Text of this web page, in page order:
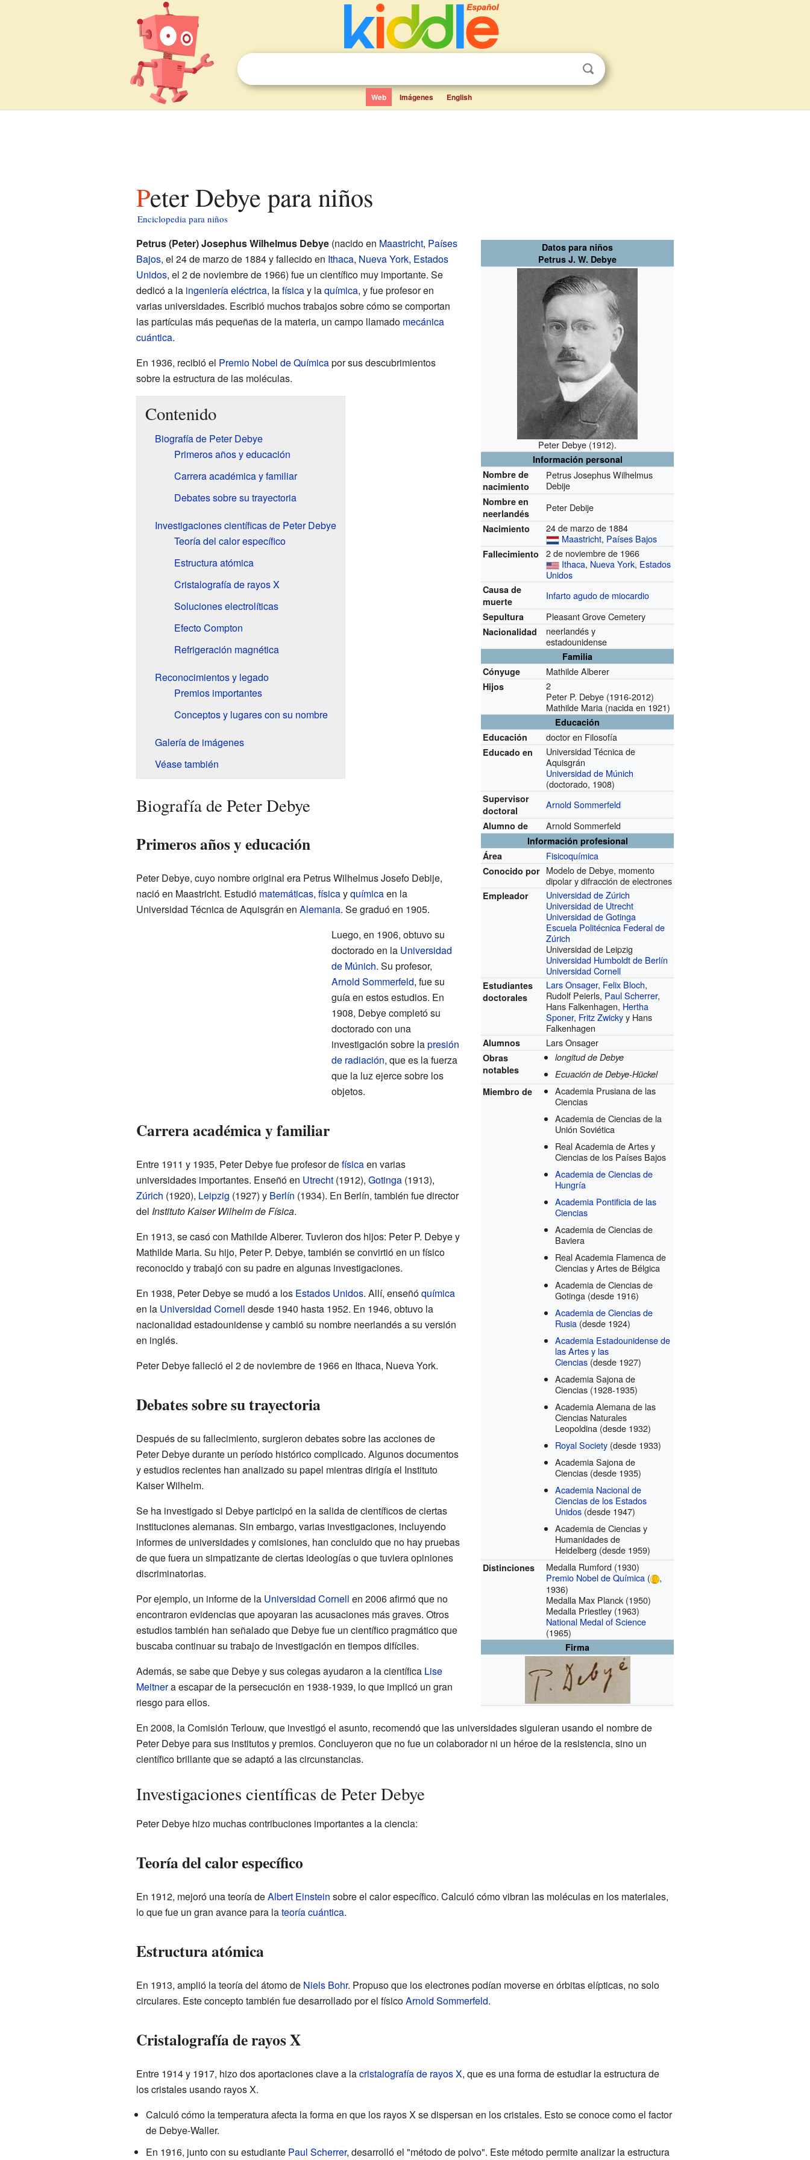
Web Imágenes English
Peter Debye para niños
Enciclopedia para niños
Datos para niños
Petrus J. W. Debye
Peter Debye (1912).
Información personal
Nombre de
nacimiento
Petrus Josephus Wilhelmus
Debije
Nombre en
neerlandés
Peter Debije
Nacimiento
24 de marzo de 1884
Maastricht, Países Bajos
Fallecimiento
2 de noviembre de 1966
Ithaca, Nueva York, Estados
Unidos
Causa de
muerte
Infarto agudo de miocardio
Sepultura Pleasant Grove Cemetery
Nacionalidad
neerlandés y
estadounidense
Familia
Cónyuge
Mathilde Alberer
Hijos
2
Peter P. Debye (1916-2012)
Mathilde Maria (nacida en 1921)
Educación
Educación
doctor en Filosofía
Educado en
Universidad Técnica de
Aquisgrán
Universidad de Múnich
(doctorado, 1908)
Supervisor
doctoral
Arnold Sommerfeld
Alumno de Arnold Sommerfeld
Información profesional
Área
Fisicoquímica
Conocido por Modelo de Debye, momento
dipolar y difracción de electrones
Empleador
Universidad de Zúrich
Universidad de Utrecht
Universidad de Gotinga
Escuela Politécnica Federal de
Zúrich
Universidad de Leipzig
Universidad Humboldt de Berlín
Universidad Cornell
Estudiantes
doctorales
Lars Onsager, Felix Bloch,
Rudolf Peierls, Paul Scherrer,
Hans Falkenhagen, Hertha
Sponer, Fritz Zwickyy Hans
Falkenhagen
Alumnos Lars Onsager
Obras
notables
longitud de Debye
Ecuación de Debye-Hückel
Miembro de
Academia Prusiana de las
Ciencias
Academia de Ciencias de la
Unión Soviética
Real Academia de Artes y
Ciencias de los Países Bajos
Academia de Ciencias de
Hungría
Academia Pontificia de las
Ciencias
Academia de Ciencias de
Baviera
Real Academia Flamenca de
Ciencias y Artes de Bélgica
Academia de Ciencias de
Gotinga (desde 1916)
Academia de Ciencias de
Rusia (desde 1924)
Academia Estadounidense de
las Artes y las
Ciencias (desde 1927)
Academia Sajona de
Ciencias (1928-1935)
Academia Alemana de las
Ciencias Naturales
Leopoldina (desde 1932)
Royal Society (desde 1933)
Academia Sajona de
Ciencias (desde 1935)
Academia Nacional de
Ciencias de los Estados
Unidos (desde 1947)
Academia de Ciencias y
Humanidades de
Heidelberg (desde 1959)
Distinciones
Medalla Rumford (1930)
Premio Nobel de Química (
,
1936)
Medalla Max Planck (1950)
Medalla Priestley (1963)
National Medal of Science
(1965)
Firma
Petrus (Peter) Josephus Wilhelmus Debye(nacido en Maastricht, Países
Bajos, el 24 de marzo de 1884 y fallecido en Ithaca, Nueva York, Estados
Unidos, el 2 de noviembre de 1966) fue un científico muy importante. Se
dedicó a la ingeniería eléctrica, lafísicay laquímica, y fue profesor en
varias universidades. Escribió muchos trabajos sobre cómo se comportan
las partículas más pequeñas de la materia, un campo llamado mecánica
cuántica.
En 1936, recibió el Premio Nobel de Químicapor sus descubrimientos
sobre la estructura de las moléculas.
Contenido
Biografía de Peter Debye
Primeros años y educación
Carrera académica y familiar
Debates sobre su trayectoria
Investigaciones científicas de Peter Debye
Teoría del calor específico
Estructura atómica
Cristalografía de rayos X
Soluciones electrolíticas
Efecto Compton
Refrigeración magnética
Reconocimientos y legado
Premios importantes
Conceptos y lugares con su nombre
Galería de imágenes
Véase también
Biografía de Peter Debye
Primeros años y educación
Peter Debye, cuyo nombre original era Petrus Wilhelmus Josefo Debije,
nació en Maastricht. Estudió matemáticas, físicayquímicaen la
Universidad Técnica de Aquisgrán en Alemania. Se graduó en 1905.
Luego, en 1906, obtuvo su
doctorado en la Universidad
de Múnich. Su profesor,
Arnold Sommerfeld, fue su
guía en estos estudios. En
1908, Debye completó su
doctorado con una
investigación sobre lapresión
de radiación, que es la fuerza
que la luz ejerce sobre los
objetos.
Carrera académica y familiar
Entre 1911 y 1935, Peter Debye fue profesor defísicaen varias
universidades importantes. Enseñó en Utrecht(1912), Gotinga(1913),
Zúrich (1920), Leipzig (1927) y Berlín (1934). En Berlín, también fue director
del Instituto Kaiser Wilhelm de Física.
En 1913, se casó con Mathilde Alberer. Tuvieron dos hijos: Peter P. Debye y
Mathilde Maria. Su hijo, Peter P. Debye, también se convirtió en un físico
reconocido y trabajó con su padre en algunas investigaciones.
En 1938, Peter Debye se mudó a los Estados Unidos. Allí, enseñóquímica
en la Universidad Cornell desde 1940 hasta 1952. En 1946, obtuvo la
nacionalidad estadounidense y cambió su nombre neerlandés a su versión
en inglés.
Peter Debye falleció el 2 de noviembre de 1966 en Ithaca, Nueva York.
Debates sobre su trayectoria
Después de su fallecimiento, surgieron debates sobre las acciones de
Peter Debye durante un período histórico complicado. Algunos documentos
y estudios recientes han analizado su papel mientras dirigía el Instituto
Kaiser Wilhelm.
Se ha investigado si Debye participó en la salida de científicos de ciertas
instituciones alemanas. Sin embargo, varias investigaciones, incluyendo
informes de universidades y comisiones, han concluido que no hay pruebas
de que fuera un simpatizante de ciertas ideologías o que tuviera opiniones
discriminatorias.
Por ejemplo, un informe de la Universidad Cornell en 2006 afirmó que no
encontraron evidencias que apoyaran las acusaciones más graves. Otros
estudios también han señalado que Debye fue un científico pragmático que
buscaba continuar su trabajo de investigación en tiempos difíciles.
Además, se sabe que Debye y sus colegas ayudaron a la científica Lise
Meitnera escapar de la persecución en 1938-1939, lo que implicó un gran
riesgo para ellos.
En 2008, la Comisión Terlouw, que investigó el asunto, recomendó que las universidades siguieran usando el nombre de
Peter Debye para sus institutos y premios. Concluyeron que no fue un colaborador ni un héroe de la resistencia, sino un
científico brillante que se adaptó a las circunstancias.
Investigaciones científicas de Peter Debye
Peter Debye hizo muchas contribuciones importantes a la ciencia:
Teoría del calor específico
En 1912, mejoró una teoría deAlbert Einstein sobre el calor específico. Calculó cómo vibran las moléculas en los materiales,
lo que fue un gran avance para lateoría cuántica.
Estructura atómica
En 1913, amplió la teoría del átomo de Niels Bohr. Propuso que los electrones podían moverse en órbitas elípticas, no solo
circulares. Este concepto también fue desarrollado por el físicoArnold Sommerfeld.
Cristalografía de rayos X
Entre 1914 y 1917, hizo dos aportaciones clave a lacristalografía de rayos X, que es una forma de estudiar la estructura de
los cristales usando rayos X.
Calculó cómo la temperatura afecta la forma en que los rayos X se dispersan en los cristales. Esto se conoce como el factor
de Debye-Waller.
En 1916, junto con su estudiante Paul Scherrer, desarrolló el "método de polvo". Este método permite analizar la estructura